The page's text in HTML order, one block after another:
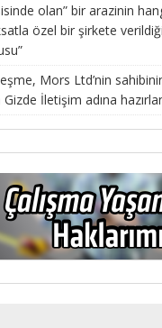
olan” bir arazinin
özel bir şirkete
Mors Ltd’nin sahibinin
İletişim adına